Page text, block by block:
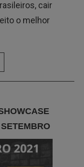
cair
o melhor